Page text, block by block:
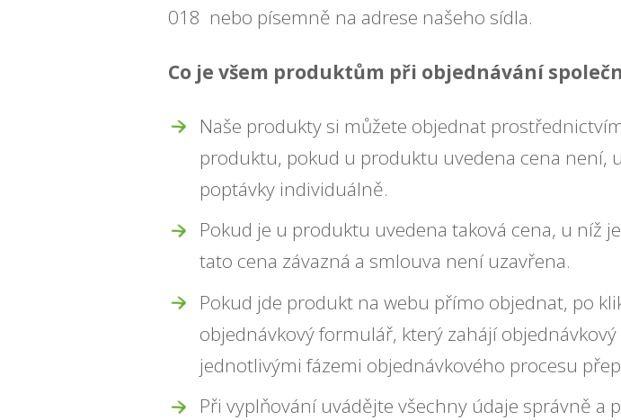
018 nebo písemně na adrese našeho sídla.
Co je všem produktům při objednávání
Naše produkty si můžete objednat
produktu, pokud u produktu uvedena cena není,
poptávky individuálně.
Pokud je u produktu uvedena taková cena, u níž
tato cena závazná a smlouva není uzavřena.
Pokud jde produkt na webu přímo objednat, po
objednávkový formulář, který zahájí
jednotlivými fázemi objednávkového procesu
Při vyplňování uvádějte všechny údaje správně a